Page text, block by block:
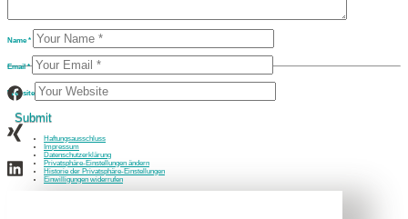
Name*
Email*
Website
Haftungsausschluss
Impressum
Datenschutzerklärung
Privatsphäre-Einstellungen ändern
Historie der Privatsphäre-Einstellungen
Einwilligungen widerrufen